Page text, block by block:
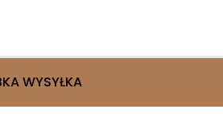
WYSYŁKA